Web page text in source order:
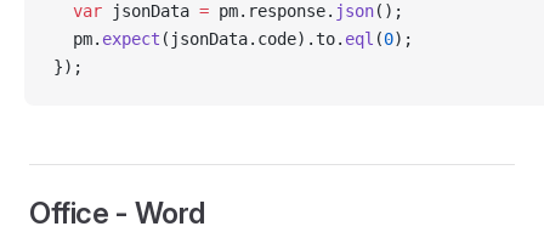
  var
jsonData = pm.response. json();
  pm.
expect (jsonData.code).to. eql (0);
});
Office - Word